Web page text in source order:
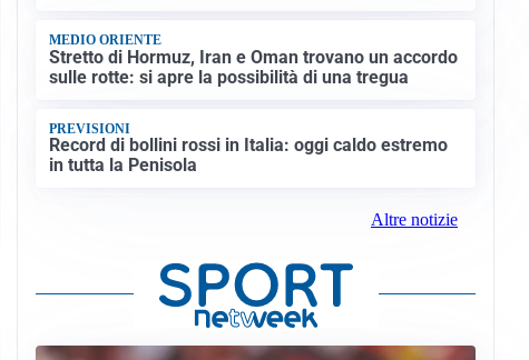
MEDIO ORIENTE
Stretto di Hormuz, Iran e Oman trovano un accordo
sulle rotte: si apre la possibilità di una tregua
PREVISIONI
Record di bollini rossi in Italia: oggi caldo estremo
in tutta la Penisola
Altre notizie